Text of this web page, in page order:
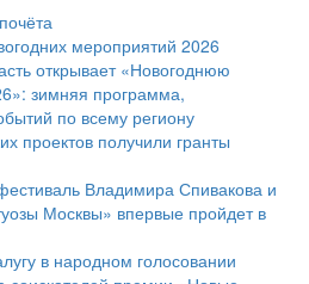
мероприятий 2026
открывает «Новогоднюю
зимняя программа,
по всему региону
проектов получили гранты
Владимира Спивакова и
Москвы» впервые пройдет в
в народном голосовании